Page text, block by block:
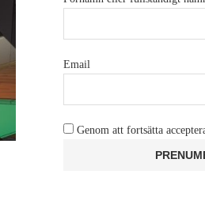
Email
Genom att fortsätta